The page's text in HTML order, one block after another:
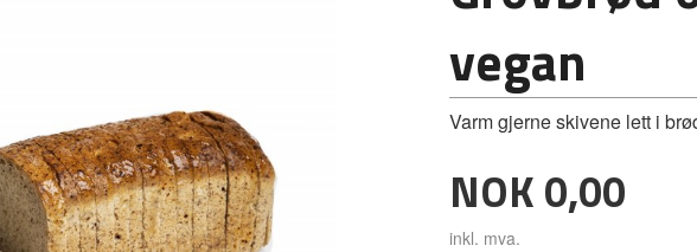
vegan
Varm gjerne skivene lett i
Pris
NOK0,00
inkl. mva.